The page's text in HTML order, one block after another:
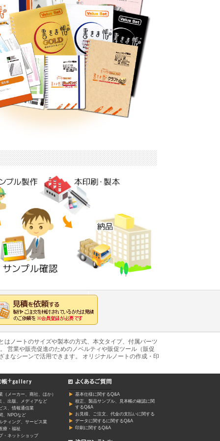
ノートのサイズや製本の方式、本文タイプ、付属パーツ
営業や販売促進のためのノベルティや販促ツール（販促
なシーンで活用できます。 オリジナルノートの作成・印
（メーカー、商社、ほか）
、出版、メディアなど
ス、情報通信業
、NPOなど
ティング、サービス業
療・福祉
・ネットショップ
基本仕様に関するQ&A
校正、製品サンプル、見本帳の確認に関
するQ&A
お見積、ご注文、代金の支払いに関する
データに関するに関するQ&A
印刷に関するQ&A